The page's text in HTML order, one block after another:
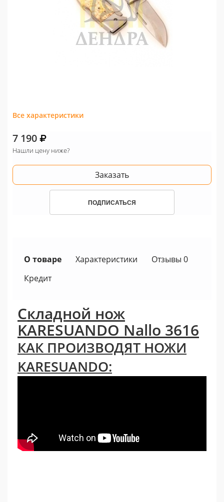
Все характеристики
7 190
Нашли цену ниже?
Заказать
ПОДПИСАТЬСЯ
О товаре Характеристики
Отзывы 0
Кредит
Складной нож
KARESUANDO Nallo 3616
КАК ПРОИЗВОДЯТ НОЖИ
KARESUANDO: